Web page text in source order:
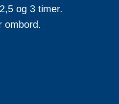
og 3 timer.
ombord.